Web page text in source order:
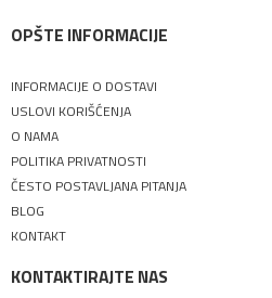
OPŠTE INFORMACIJE
INFORMACIJE O DOSTAVI
USLOVI KORIŠĆENJA
O NAMA
POLITIKA PRIVATNOSTI
ČESTO POSTAVLJANA PITANJA
BLOG
KONTAKT
KONTAKTIRAJTE NAS